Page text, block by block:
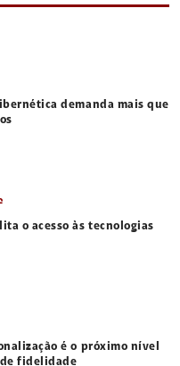
demanda mais que
o acesso às tecnologias
é o próximo nível
fidelidade